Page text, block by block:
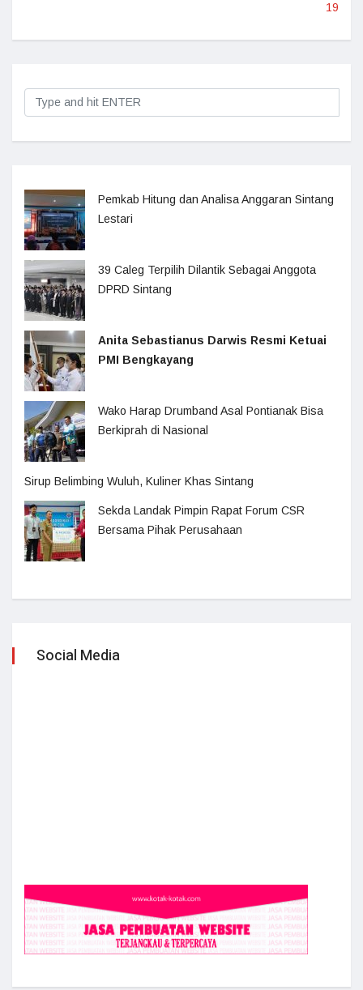
19
Pemkab Hitung dan Analisa Anggaran Sintang
Lestari
39 Caleg Terpilih Dilantik Sebagai Anggota
DPRD Sintang
Anita Sebastianus Darwis Resmi Ketuai
PMI Bengkayang
Wako Harap Drumband Asal Pontianak Bisa
Berkiprah di Nasional
Sirup Belimbing Wuluh, Kuliner Khas Sintang
Sekda Landak Pimpin Rapat Forum CSR
Bersama Pihak Perusahaan
Social Media